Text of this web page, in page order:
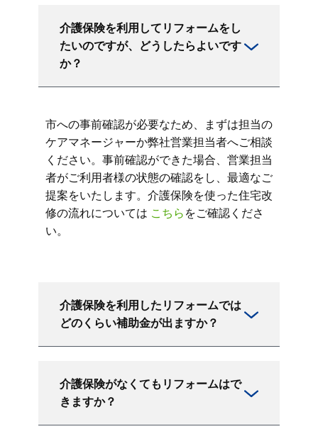
介護保険を利用してリフォームをし
たいのですが、どうしたらよいです
か？
市への事前確認が必要なため、まずは担当の
ケアマネージャーか弊社営業担当者へご相談
ください。事前確認ができた場合、営業担当
者がご利用者様の状態の確認をし、最適なご
提案をいたします。介護保険を使った住宅改
修の流れについては こちらをご確認くださ
い。
介護保険を利用したリフォームでは
どのくらい補助金が出ますか？
介護保険がなくてもリフォームはで
きますか？